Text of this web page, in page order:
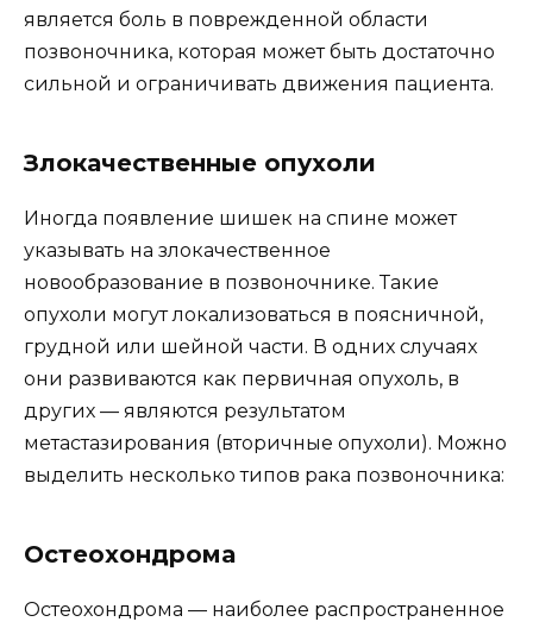
является боль в поврежденной области
позвоночника, которая может быть достаточно
сильной и ограничивать движения пациента.
Злокачественные опухоли
Иногда появление шишек на спине может
указывать на злокачественное
новообразование в позвоночнике. Такие
опухоли могут локализоваться в поясничной,
грудной или шейной части. В одних случаях
они развиваются как первичная опухоль, в
других — являются результатом
метастазирования (вторичные опухоли). Можно
выделить несколько типов рака позвоночника:
Остеохондрома
Остеохондрома — наиболее распространенное